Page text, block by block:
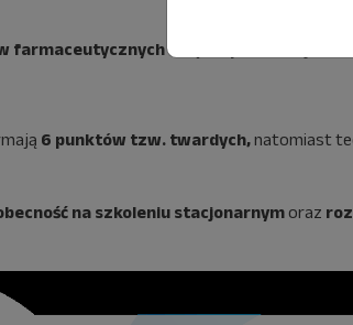
w tym spotkaniu jest
6 punktów tzw. twardych, natomiast
na szkoleniu stacjonarnym oraz